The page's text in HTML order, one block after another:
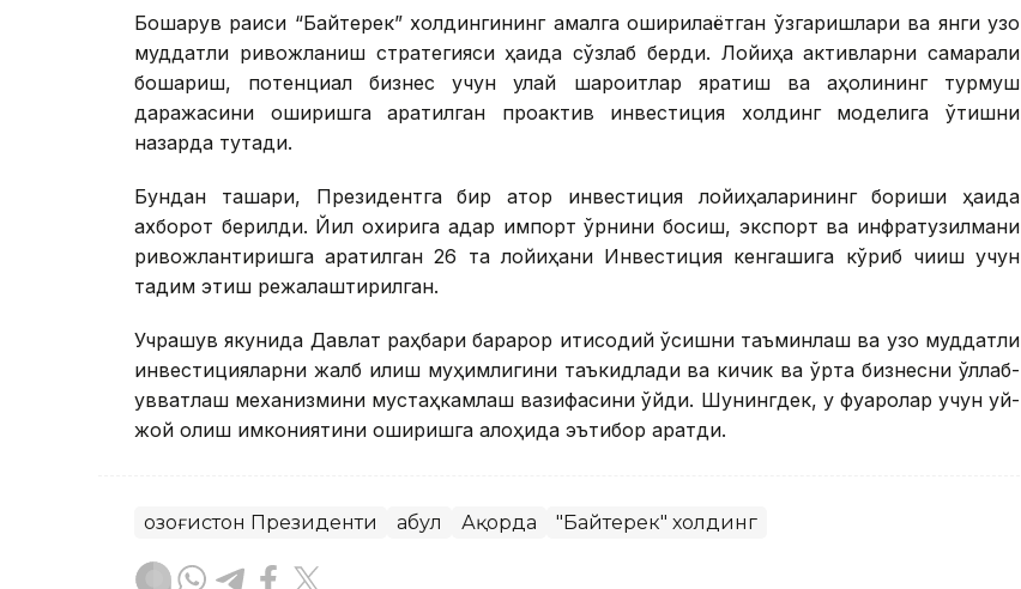
Бошқарув раиси “Байтерек” холдингининг амалга оширилаётган ўзгаришлари ва янги узоқ
муддатли ривожланиш стратегияси ҳақида сўзлаб берди. Лойиҳа активларни самарали
бошқариш, потенциал бизнес учун қулай шароитлар яратиш ва аҳолининг турмуш
даражасини оширишга қаратилган проактив инвестиция холдинг моделига ўтишни
назарда тутади.
Бундан ташқари, Президентга бир қатор инвестиция лойиҳаларининг бориши ҳақида
ахборот берилди. Йил охирига қадар импорт ўрнини босиш, экспорт ва инфратузилмани
ривожлантиришга қаратилган 26 та лойиҳани Инвестиция кенгашига кўриб чиқиш учун
тақдим этиш режалаштирилган.
Учрашув якунида Давлат раҳбари барқарор иқтисодий ўсишни таъминлаш ва узоқ муддатли
инвестицияларни жалб қилиш муҳимлигини таъкидлади ва кичик ва ўрта бизнесни қўллаб-
қувватлаш механизмини мустаҳкамлаш вазифасини қўйди. Шунингдек, у фуқаролар учун уй-
жой олиш имкониятини оширишга алоҳида эътибор қаратди.
Қозоғистон Президенти Қабул Ақорда "Байтерек" холдинг